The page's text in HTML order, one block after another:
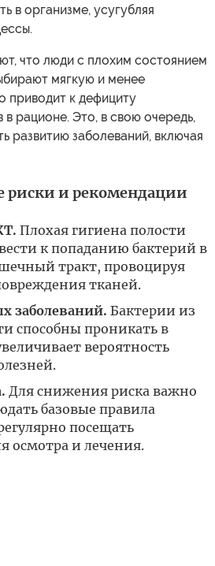
в организме, усугубляя
что люди с плохим состоянием
мягкую и менее
приводит к дефициту
рационе. Это, в свою очередь,
развитию заболеваний, включая
риски и рекомендации
Плохая гигиена полости
к попаданию бактерий в
тракт, провоцируя
тканей.
заболеваний. Бактерии из
способны проникать в
вероятность
Для снижения риска важно
базовые правила
посещать
осмотра и лечения.